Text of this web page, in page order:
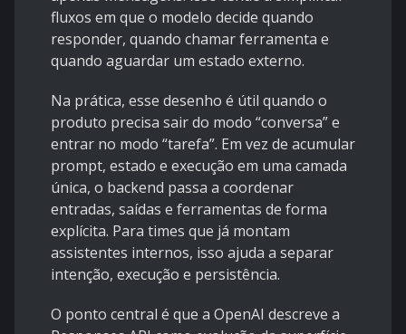
fluxos em que o modelo decide quando
responder, quando chamar ferramenta e
quando aguardar um estado externo.
Na prática, esse desenho é útil quando o
produto precisa sair do modo “conversa” e
entrar no modo “tarefa”. Em vez de acumular
prompt, estado e execução em uma camada
única, o backend passa a coordenar
entradas, saídas e ferramentas de forma
explícita. Para times que já montam
assistentes internos, isso ajuda a separar
intenção, execução e persistência.
O ponto central é que a OpenAI descreve a